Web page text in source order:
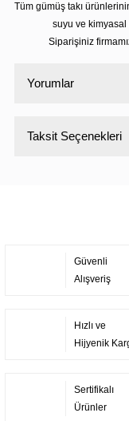
Tüm gümüş takı
suyu ve
Siparişiniz
Yorumlar
Taksit Seçenekleri
Güvenli
Alışveriş
Hızlı ve
Hijyenik
Sertifikalı
Ürünler